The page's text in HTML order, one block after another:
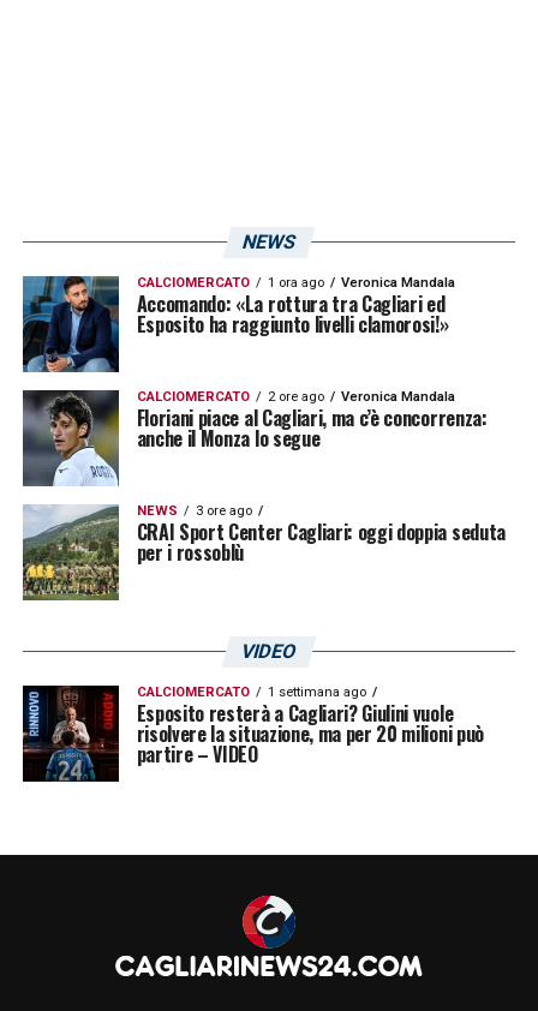
NEWS
CALCIOMERCATO 1 ora ago Veronica Mandala
Accomando: «La rottura tra Cagliari ed
Esposito ha raggiunto livelli clamorosi!»
CALCIOMERCATO 2 ore ago Veronica Mandala
Floriani piace al Cagliari, ma c’è concorrenza:
anche il Monza lo segue
NEWS 3 ore ago
CRAI Sport Center Cagliari: oggi doppia seduta
per i rossoblù
VIDEO
CALCIOMERCATO 1 settimana ago
Esposito resterà a Cagliari? Giulini vuole
risolvere la situazione, ma per 20 milioni può
partire – VIDEO